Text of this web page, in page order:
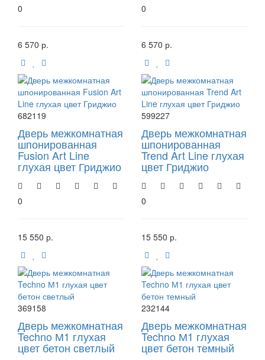
0
6 570 р.
0
6 570 р.
682119
Дверь межкомнатная
шпонированная
Fusion Art Line
глухая цвет Гриджио
0
15 550 р.
599227
Дверь межкомнатная
шпонированная
Trend Art Line глухая
цвет Гриджио
0
15 550 р.
369158
Дверь межкомнатная
Techno М1 глухая
цвет бетон светлый
232144
Дверь межкомнатная
Techno М1 глухая
цвет бетон темный